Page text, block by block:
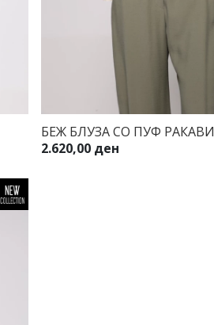
БЕЖ БЛУЗА СО ПУФ РАКАВИ
2.620,00 ден